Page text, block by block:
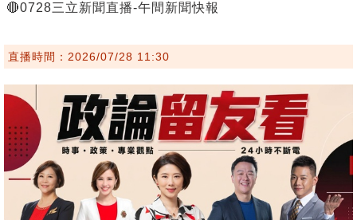
🔴0728三立新聞直播-午間新聞快報
直播時間：2026/07/28 11:30